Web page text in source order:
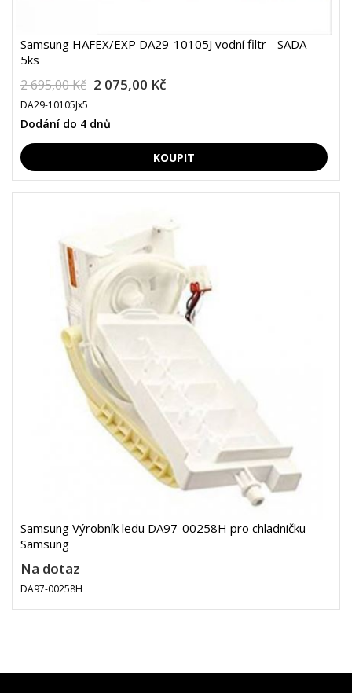
Samsung HAFEX/EXP DA29-10105J vodní filtr - SADA
5ks
2 695,00 Kč 2 075,00 Kč
DA29-10105Jx5
Dodání do 4 dnů
Samsung Výrobník ledu DA97-00258H pro chladničku
Samsung
Na dotaz
DA97-00258H